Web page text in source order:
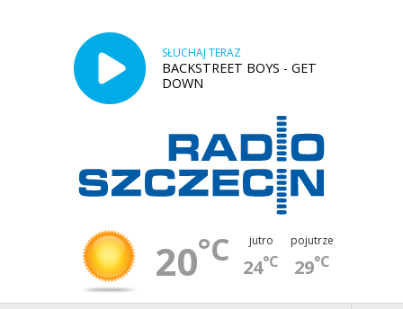
SŁUCHAJ TERAZ
BACKSTREET BOYS - GET
DOWN
20°C jutro
24°C
pojutrze
29°C